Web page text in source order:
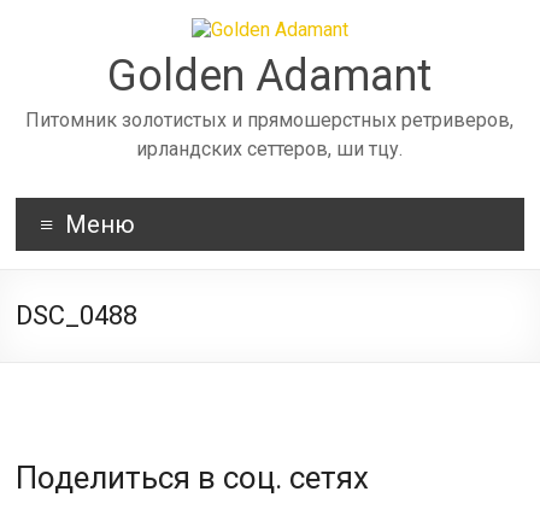
Golden Adamant
Питомник золотистых и прямошерстных ретриверов,
ирландских сеттеров, ши тцу.
Меню
DSC_0488
Поделиться в соц. сетях